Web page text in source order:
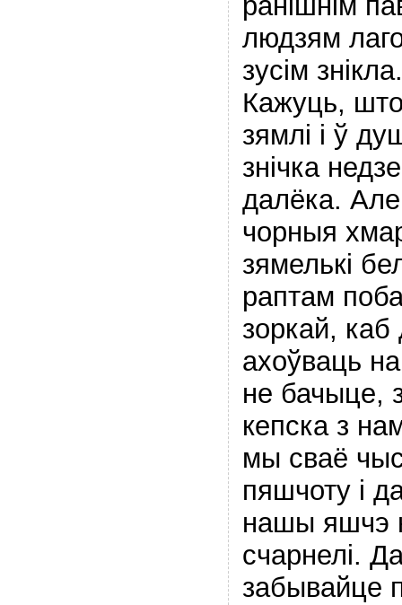
людзям
зусім знікла.
Кажуць,
зямлі і ў
знічка
далёка.
чорныя
зямелькі
раптам
зоркай, каб
ахоўваць
не бачыце,
кепска з
мы сваё
пяшчоту і
нашы яшчэ
счарнелі.
забывайце